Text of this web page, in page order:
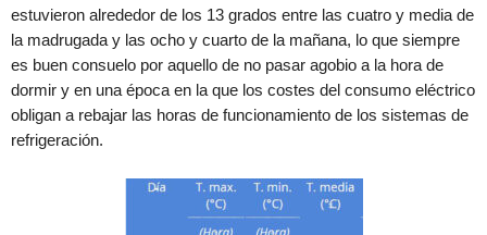
estuvieron alrededor de los 13 grados entre las cuatro y media de
la madrugada y las ocho y cuarto de la mañana, lo que siempre
es buen consuelo por aquello de no pasar agobio a la hora de
dormir y en una época en la que los costes del consumo eléctrico
obligan a rebajar las horas de funcionamiento de los sistemas de
refrigeración.